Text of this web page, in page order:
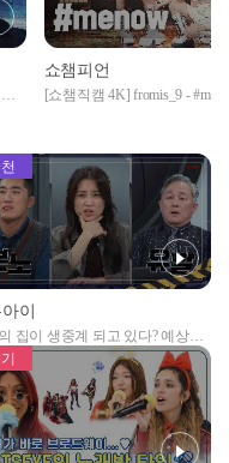
쇼챔피언
[쇼챔직캠 4K] fromis_9 -
이
집이 생중계 되고 있다? 예상치
에서 일어나는 불법촬영 범죄!